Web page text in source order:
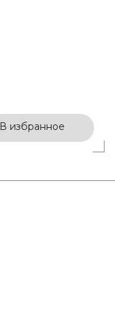
В избранное